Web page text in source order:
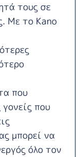
τους σε
Με το Kano
που
που
μπορεί να
όλο τον